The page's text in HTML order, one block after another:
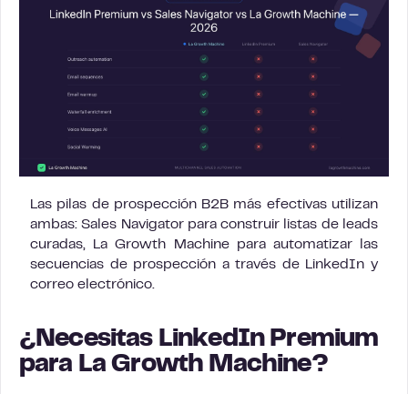
Las pilas de prospección B2B más efectivas utilizan
ambas: Sales Navigator para construir listas de leads
curadas, La Growth Machine para automatizar las
secuencias de prospección a través de LinkedIn y
correo electrónico.
¿Necesitas LinkedIn Premium
para La Growth Machine?